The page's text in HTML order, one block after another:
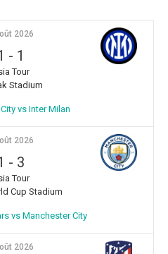
2026
- 1
Tour
Stadium
vs Inter Milan
2026
- 3
Tour
Cup Stadium
vs Manchester City
2026